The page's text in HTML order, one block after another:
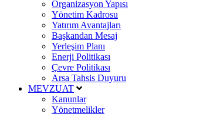
Organizasyon Yapısı
Yönetim Kadrosu
Yatırım Avantajları
Başkandan Mesaj
Yerleşim Planı
Enerji Politikası
Çevre Politikası
Arsa Tahsis Duyuru
MEVZUAT
Kanunlar
Yönetmelikler